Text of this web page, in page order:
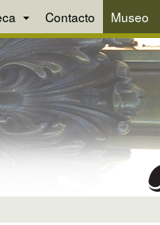
Contacto Museo